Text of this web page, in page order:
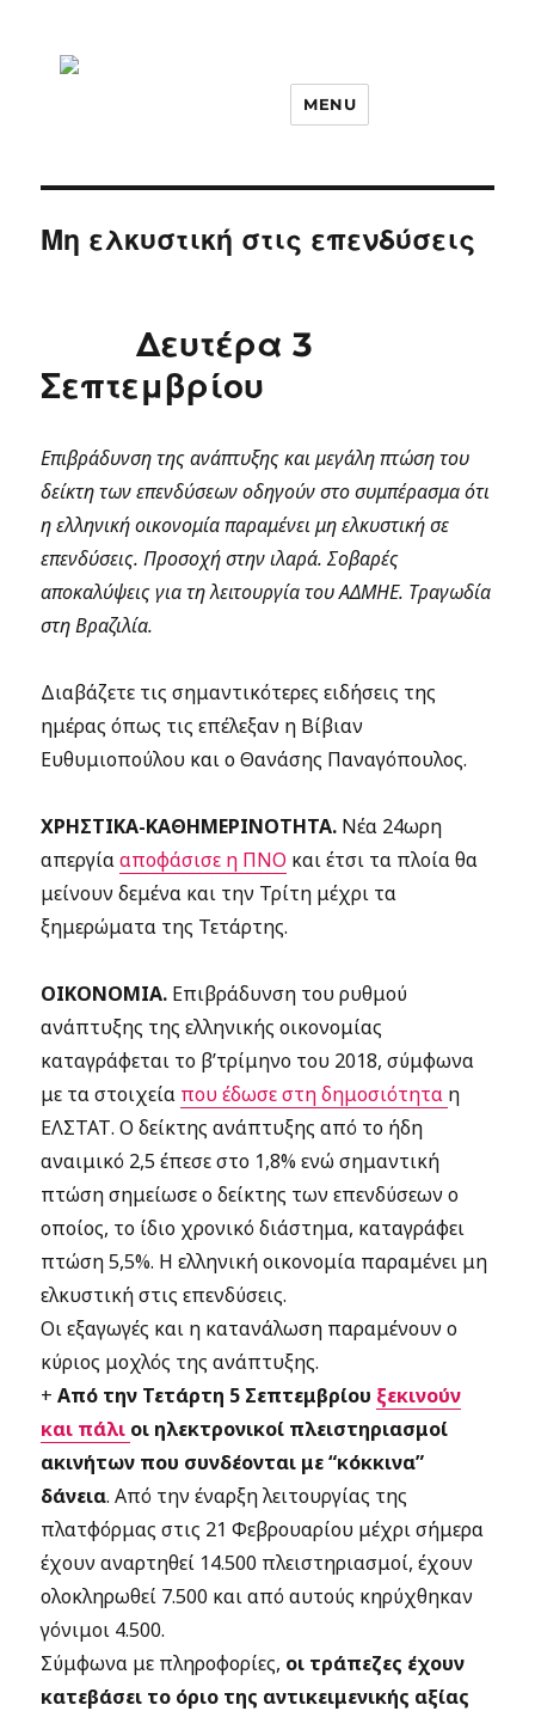
MENU
Μη ελκυστική στις επενδύσεις
Δευτέρα 3
Σεπτεμβρίου
Επιβράδυνση της ανάπτυξης και μεγάλη πτώση του
δείκτη των επενδύσεων οδηγούν στο συμπέρασμα ότι
η ελληνική οικονομία παραμένει μη ελκυστική σε
επενδύσεις. Προσοχή στην ιλαρά. Σοβαρές
αποκαλύψεις για τη λειτουργία του ΑΔΜΗΕ. Τραγωδία
στη Βραζιλία.
Διαβάζετε τις σημαντικότερες ειδήσεις της
ημέρας όπως τις επέλεξαν η Βίβιαν
Ευθυμιοπούλου και ο Θανάσης Παναγόπουλος.
ΧΡΗΣΤΙΚΑ-ΚΑΘΗΜΕΡΙΝΟΤΗΤΑ. Νέα 24ωρη
απεργίααποφάσισε η ΠΝΟ και έτσι τα πλοία θα
μείνουν δεμένα και την Τρίτη μέχρι τα
ξημερώματα της Τετάρτης.
ΟΙΚΟΝΟΜΙΑ. Επιβράδυνση του ρυθμού
ανάπτυξης της ελληνικής οικονομίας
καταγράφεται το β’τρίμηνο του 2018, σύμφωνα
με τα στοιχεία που έδωσε στη δημοσιότητα η
ΕΛΣΤΑΤ. Ο δείκτης ανάπτυξης από το ήδη
αναιμικό 2,5 έπεσε στο 1,8% ενώ σημαντική
πτώση σημείωσε ο δείκτης των επενδύσεων ο
οποίος, το ίδιο χρονικό διάστημα, καταγράφει
πτώση 5,5%. Η ελληνική οικονομία παραμένει μη
ελκυστική στις επενδύσεις.
Οι εξαγωγές και η κατανάλωση παραμένουν ο
κύριος μοχλός της ανάπτυξης.
+Από την Τετάρτη 5 Σεπτεμβρίου ξεκινούν
και πάλι οι ηλεκτρονικοί πλειστηριασμοί
ακινήτων που συνδέονται με “κόκκινα”
δάνεια. Από την έναρξη λειτουργίας της
πλατφόρμας στις 21 Φεβρουαρίου μέχρι σήμερα
έχουν αναρτηθεί 14.500 πλειστηριασμοί, έχουν
ολοκληρωθεί 7.500 και από αυτούς κηρύχθηκαν
γόνιμοι 4.500.
Σύμφωνα με πληροφορίες, οι τράπεζες έχουν
κατεβάσει το όριο της αντικειμενικής αξίας